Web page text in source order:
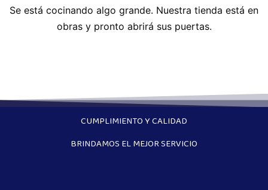
Se está cocinando algo grande. Nuestra tienda está en
obras y pronto abrirá sus puertas.
CUMPLIMIENTO Y CALIDAD
BRINDAMOS EL MEJOR SERVICIO